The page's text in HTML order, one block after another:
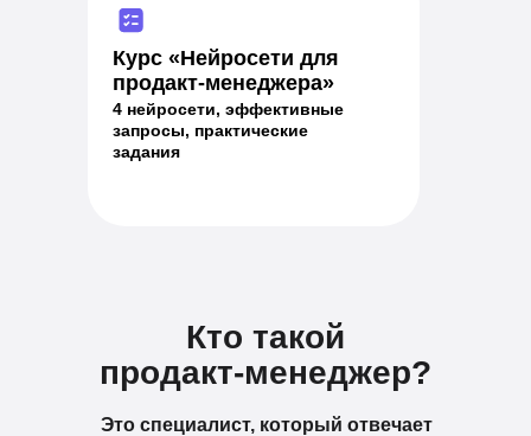
Курс «Нейросети для
продакт-менеджера»
4 нейросети, эффективные
запросы, практические
задания
Кто такой
продакт-менеджер?
Это специалист, который отвечает